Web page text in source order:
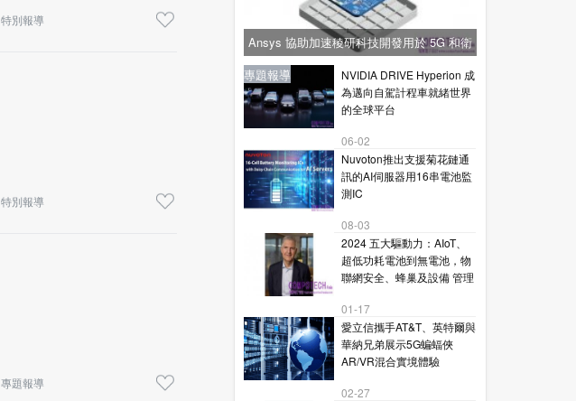
特別報導
特別報導
專題報導
Ansys 協助加速稜研科技開發用於 5G 和衛
星通訊的下一代毫米波技術
新聞
NVIDIA DRIVE Hyperion 成
為邁向自駕計程車就緒世界
的全球平台
06-02
新聞
Nuvoton推出支援菊花鏈通
訊的AI伺服器用16串電池監
測IC
08-03
專題報導
2024 五大驅動力：AIoT、
超低功耗電池到無電池，物
聯網安全、蜂巢及設備 管理
01-17
新聞
愛立信攜手AT&T、英特爾與
華納兄弟展示5G蝙蝠俠
AR/VR混合實境體驗
02-27
專題報導